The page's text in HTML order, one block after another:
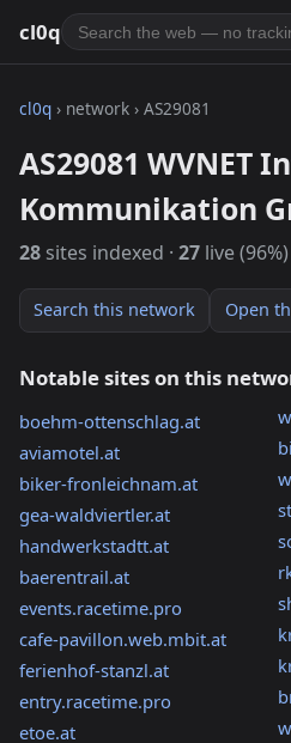
cl0q
cl0q › network › AS29081
AS29081 WVNET
Kommunikation
28 sites indexed · 27 live (96%)
Search this network Open
Notable sites on this
boehm-ottenschlag.at
aviamotel.at
biker-fronleichnam.at
gea-waldviertler.at
handwerkstadtt.at
baerentrail.at
events.racetime.pro
cafe-pavillon.web.mbit.at
ferienhof-stanzl.at
entry.racetime.pro
etoe.at